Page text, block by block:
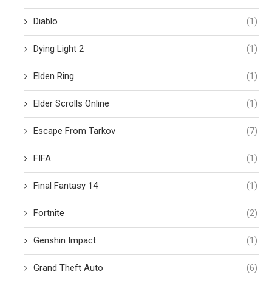
Diablo (1)
Dying Light 2 (1)
Elden Ring (1)
Elder Scrolls Online (1)
Escape From Tarkov (7)
FIFA (1)
Final Fantasy 14 (1)
Fortnite (2)
Genshin Impact (1)
Grand Theft Auto (6)